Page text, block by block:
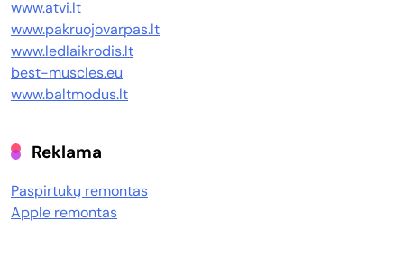
www.atvi.lt
www.pakruojovarpas.lt
www.ledlaikrodis.lt
best-muscles.eu
www.baltmodus.lt
Reklama
Paspirtukų remontas
Apple remontas